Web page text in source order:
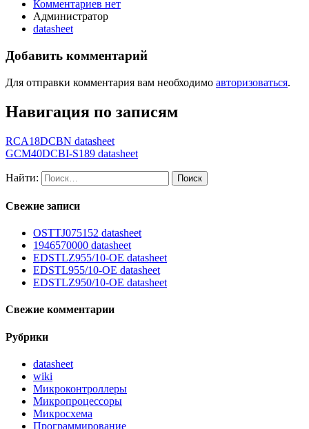
Комментариев нет
Администратор
datasheet
Добавить комментарий
Для отправки комментария вам необходимо авторизоваться.
Навигация по записям
RCA18DCBN datasheet
GCM40DCBI-S189 datasheet
Найти:
Свежие записи
OSTTJ075152 datasheet
1946570000 datasheet
EDSTLZ955/10-OE datasheet
EDSTL955/10-OE datasheet
EDSTLZ950/10-OE datasheet
Свежие комментарии
Рубрики
datasheet
wiki
Микроконтроллеры
Микропроцессоры
Микросхема
Программирование